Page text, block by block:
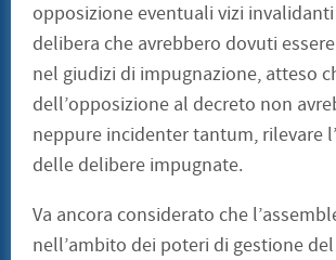
opposizione eventuali vizi
delibera che avrebbero dovuti
nel giudizi di impugnazione, atteso
dell’opposizione al decreto non
neppure incidenter tantum, rilevare
delle delibere impugnate.
Va ancora considerato che
nell’ambito dei poteri di gestione